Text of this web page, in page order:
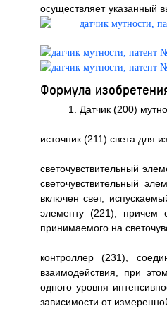
осуществляет указанный
Формула
1. Датчик (200)
источник (211) света для
светочувствительный
светочувствительный
включен свет,
элементу (221), причем
принимаемого на
контроллер (231),
взаимодействия, при
одного уровня
зависимости от